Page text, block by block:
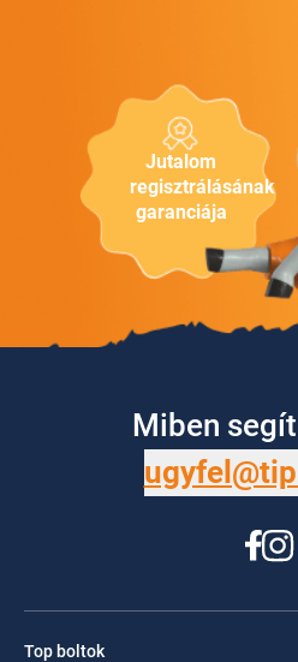
Jutalom
regisztrálásának
garanciája
Miben
Top boltok